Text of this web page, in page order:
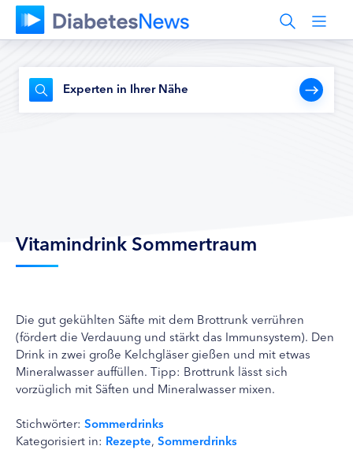
Experten in Ihrer Nähe
Vitamindrink Sommertraum
Die gut gekühlten Säfte mit dem Brottrunk verrühren
(fördert die Verdauung und stärkt das Immunsystem). Den
Drink in zwei große Kelchgläser gießen und mit etwas
Mineralwasser auffüllen. Tipp: Brottrunk lässt sich
vorzüglich mit Säften und Mineralwasser mixen.
Stichwörter: Sommerdrinks
Kategorisiert in: Rezepte, Sommerdrinks